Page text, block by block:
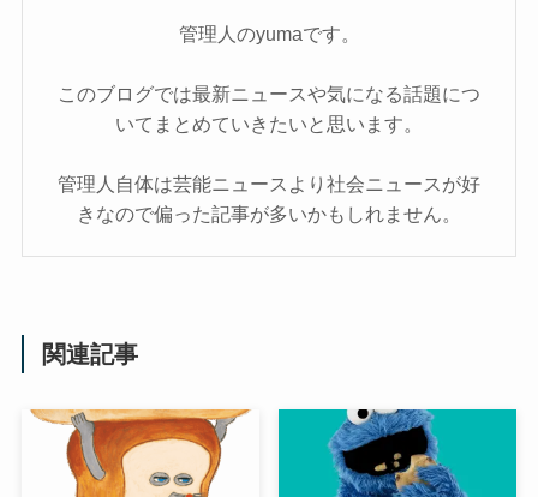
管理人のyumaです。
このブログでは最新ニュースや気になる話題につ
いてまとめていきたいと思います。
管理人自体は芸能ニュースより社会ニュースが好
きなので偏った記事が多いかもしれません。
関連記事